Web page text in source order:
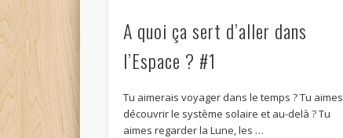
A quoi ça sert d’aller dans
l’Espace ? #1
Tu aimerais voyager dans le temps ? Tu aimes
découvrir le système solaire et au-delà ? Tu
aimes regarder la Lune, les …